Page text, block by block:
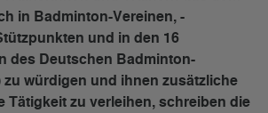
in Badminton-Vereinen, -
und in den 16
des Deutschen Badminton-
zu würdigen und ihnen zusätzliche
Tätigkeit zu verleihen, schreiben die